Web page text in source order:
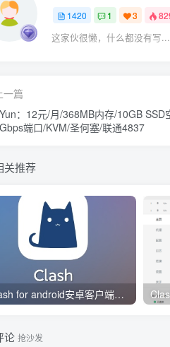
1420 1 3
这家伙很懒，什么都没有写...
一篇
：12元/月/368MB内存/10GB SSD
端口/KVM/圣何塞/联通4837
关推荐
Clash for android安卓客户端保姆级新手使用教程
论 抢沙发